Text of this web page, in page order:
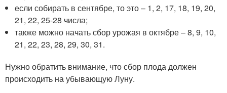
если собирать в сентябре, то это – 1, 2, 17, 18, 19, 20,
21, 22, 25-28 числа;
также можно начать сбор урожая в октябре – 8, 9, 10,
21, 22, 23, 28, 29, 30, 31.
Нужно обратить внимание, что сбор плода должен
происходить на убывающую Луну.